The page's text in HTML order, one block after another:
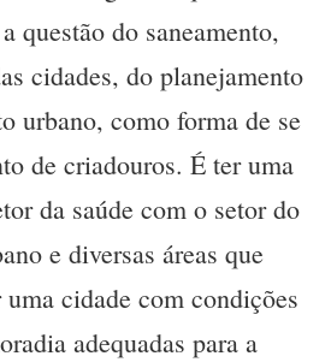
questão do saneamento,
cidades, do planejamento
urbano, como forma de se
de criadouros. É ter uma
da saúde com o setor do
e diversas áreas que
cidade com condições
adequadas para a